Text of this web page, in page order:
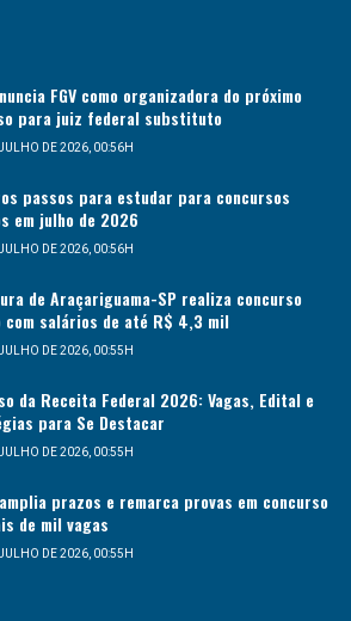
FGV como organizadora do próximo
para juiz federal substituto
DE 2026, 00:56H
passos para estudar para concursos
em julho de 2026
DE 2026, 00:56H
de Araçariguama-SP realiza concurso
com salários de até R$ 4,3 mil
DE 2026, 00:55H
da Receita Federal 2026: Vagas, Edital e
para Se Destacar
DE 2026, 00:55H
prazos e remarca provas em concurso
de mil vagas
DE 2026, 00:55H